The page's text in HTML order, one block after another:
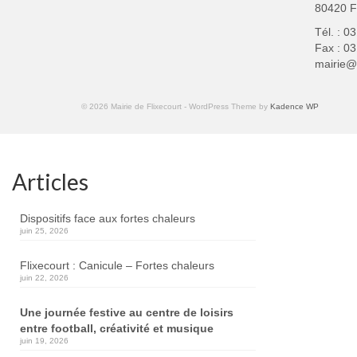
: Départ
Alexandre Hesse, Place Vogel,
80420
Tél. :
Fax :
© 2026 Mairie de Flixecourt - WordPress Theme by Kadence WP
Articles
Dispositifs face aux fortes chaleurs
juin 25, 2026
Flixecourt : Canicule – Fortes chaleurs
juin 22, 2026
Une journée festive au centre de loisirs
entre football, créativité et musique
juin 19, 2026